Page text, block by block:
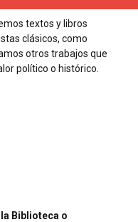
textos y libros
clásicos, como
otros trabajos que
político o histórico.
Biblioteca o